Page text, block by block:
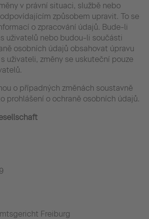
v právní situaci, službě nebo
způsobem upravit. To se
o zpracování údajů. Bude-li
uživatelů nebo budou-li součásti
osobních údajů obsahovat úpravu
uživateli, změny se uskuteční pouze
o případných změnách soustavně
prohlášení o ochraně osobních údajů.
Freiburg